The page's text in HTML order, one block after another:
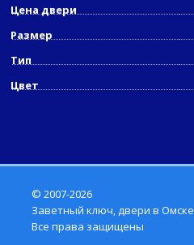
Цена двери
Размер
Тип
Цвет
© 2007-2026
Заветный ключ, двери в Омске
Все права защищены